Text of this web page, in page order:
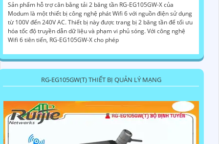
Sản phẩm hỗ trợ cân bằng tải 2 băng tần RG-EG105GW-X của
Modum là một thiết bị công nghệ phát Wifi 6 với nguồn điện sử dụng
từ 100V đến 240V AC. Thiết bị này được trang bị 2 băng tần để tối ưu
hóa tốc độ truyền dẫn dữ liệu và phạm vi phủ sóng. Với công nghệ
Wifi 6 tiên tiến, RG-EG105GW-X cho phép
RG-EG105GW(T) THIẾT BỊ QUẢN LÝ MẠNG